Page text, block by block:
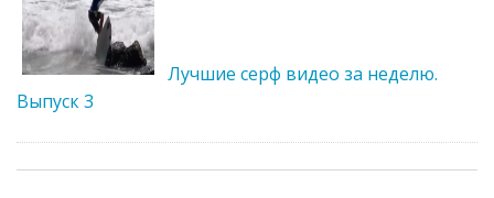
Лучшие серф видео за неделю.
Выпуск 3